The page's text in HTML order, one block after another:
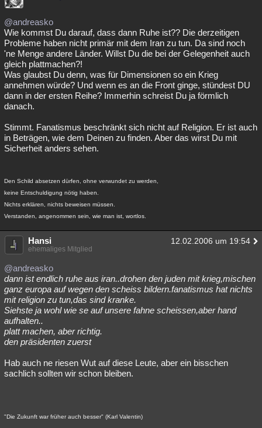
@andreasko
Wie kommst Du darauf, dass dann Ruhe ist?? Die derzeitigen
Probleme haben nicht primär mit dem Iran zu tun. Da sind noch
'ne Menge andere Länder. Willst Du die bei der Gelegenheit auch
gleich plattmachen?!
Was glaubst Du denn, was für Dimensionen so ein Krieg
annehmen würde? Und wenn es an die Front ginge, stündest DU
dann in der ersten Reihe? Immerhin schreist Du ja förmlich
danach.
Stimmt. Fanatismus beschränkt sich nicht auf Religion. Er ist auch
in Beträgen, wie dem Deinen zu finden. Aber das wirst Du mit
Sicherheit anders sehen.
Den Schild absetzen dürfen, ohne verwundet zu werden,
keine Entschuldigung nötig haben.
Nichts erklären, nichts beweisen müssen.
Verstanden, angenommen sein, wie man ist, wortlos.
Hansi 12.02.2006 um 19:54
ehemaliges Mitglied
@andreasko
dann ist endlich ruhe aus iran..drohen den juden mit krieg,mischen
ganz europa auf wegen den scheiss bildern.fanatismus hat nichts
mit religion zu tun,das sind kranke.
Siehste ja wohl wie se auf unsere fahne scheissen,aber hand
aufhalten..
platt machen, aber richtig.
den präsidenten zuerst
Hab auch ne riesen Wut auf diese Leute, aber ein bisschen
sachlich sollten wir schon bleiben.
"Die Zukunft war früher auch besser" (Karl Valentin)